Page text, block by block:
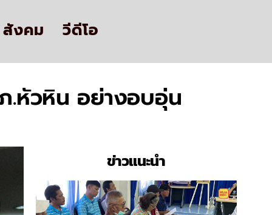
สังคม วีดีโอ
.หัวหิน อย่างอบอุ่น
ข่าวแนะนำ